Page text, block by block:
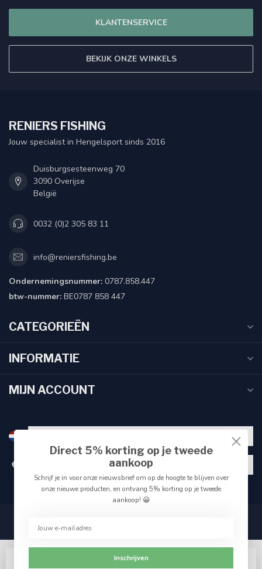
KLANTENSERVICE
BEKIJK ONZE WINKELS
RENIERS FISHING
Jouw specialist in Hengelsport sinds 2016
Duisburgsesteenweg 70
3090 Overijse
België
0032 (0)2 305 83 11
info@reniersfishing.be
Ondernemingsnummer: 0787.858.447
btw-nummer: BE0787 858 447
CATEGORIEËN
INFORMATIE
MIJN ACCOUNT
€
Wij slaan cookies op om onze website te verbeteren.
Direct 5% korting op je tweede
aankoop
Schrijf je in voor onze nieuwsbrief om op de hoogte te blijven over
onze nieuwe producten, en ontvang 5% korting op je tweede
aankoop! 😀
Inschrijven